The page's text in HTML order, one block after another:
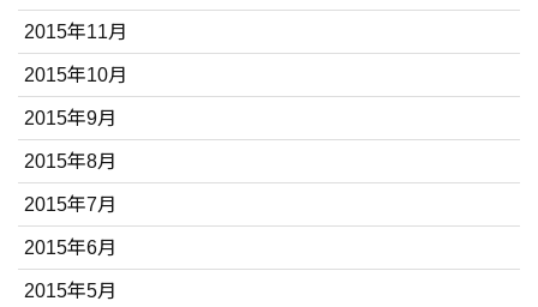
2015年11月
2015年10月
2015年9月
2015年8月
2015年7月
2015年6月
2015年5月